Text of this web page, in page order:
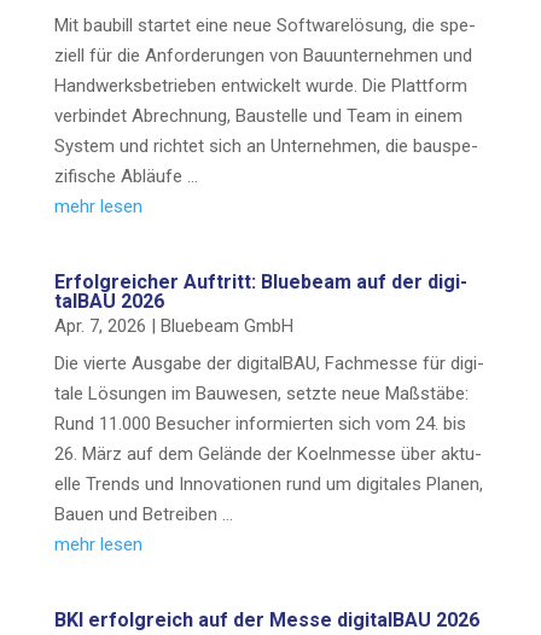
Mit bau­bill star­tet eine neue Soft­ware­lö­sung, die spe­
zi­ell für die Anfor­de­run­gen von Bau­un­ter­neh­men und
Hand­werks­be­trie­ben ent­wi­ckelt wur­de. Die Platt­form
ver­bin­det Abrech­nung, Bau­stel­le und Team in einem
Sys­tem und rich­tet sich an Unter­neh­men, die bau­spe­
zi­fi­sche Abläufe …
mehr lesen
Erfolg­rei­cher Auf­tritt: Bluebeam auf der digi­
tal­BAU 2026
Apr. 7, 2026 | Bluebeam GmbH
Die vier­te Aus­ga­be der digi­tal­BAU, Fach­mes­se für digi­
ta­le Lösun­gen im Bau­we­sen, setz­te neue Maß­stä­be:
Rund 11.000 Besu­cher infor­mier­ten sich vom 24. bis
26. März auf dem Gelän­de der Koeln­mes­se über aktu­
el­le Trends und Inno­va­tio­nen rund um digi­ta­les Pla­nen,
Bau­en und Betreiben …
mehr lesen
BKI erfolg­reich auf der Mes­se digi­tal­BAU 2026